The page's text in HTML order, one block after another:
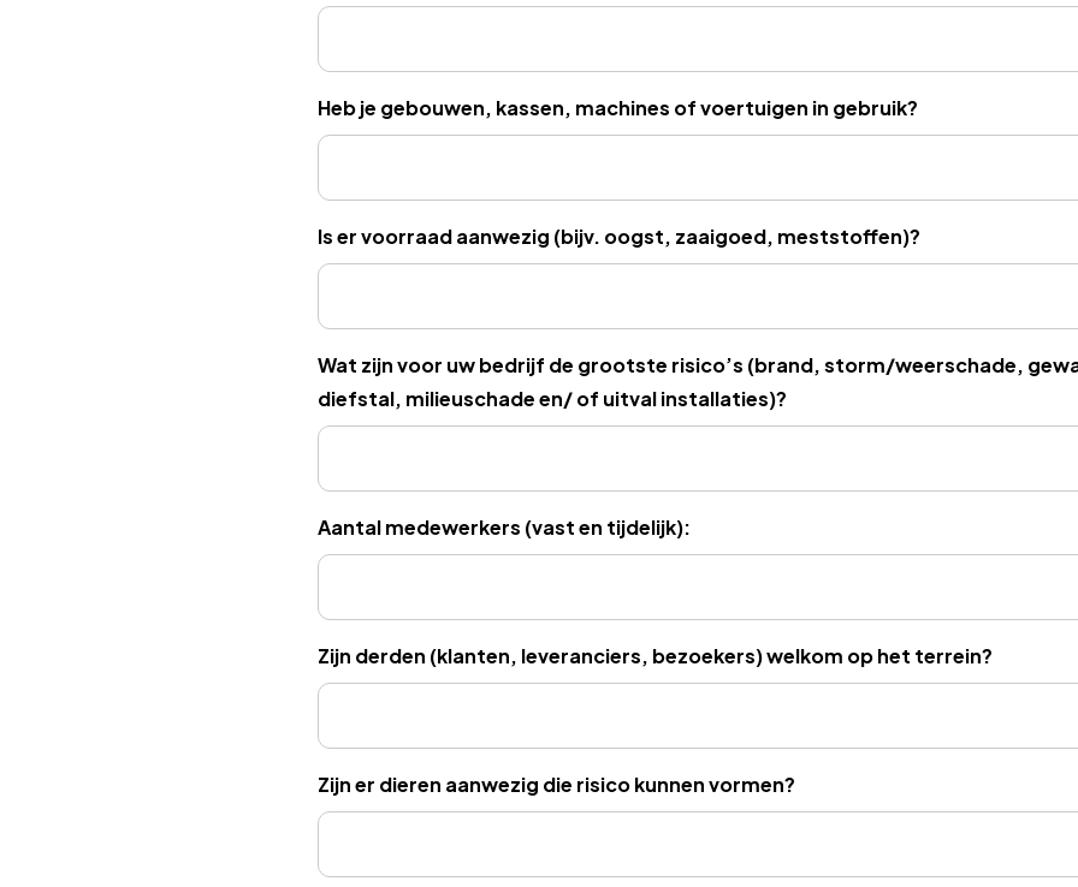
Heb je gebouwen, kassen, machines of voertuigen in gebruik?
Is er voorraad aanwezig (bijv. oogst, zaaigoed, meststoffen)?
Wat zijn voor uw bedrijf de grootste risico’s (brand, storm/weerschade,
diefstal, milieuschade en/ of uitval installaties)?
Aantal medewerkers (vast en tijdelijk):
Zijn derden (klanten, leveranciers, bezoekers) welkom op het terrein?
Zijn er dieren aanwezig die risico kunnen vormen?